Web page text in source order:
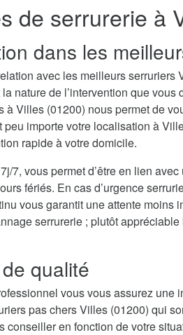
de serrurerie à
dans les
avec les meilleurs
nature de l’intervention que
à Villes (01200) nous permet de
peu importe votre localisation à
rapide à votre domicile.
7, vous permet d’être en lien
fériés. En cas d’urgence
vous garantit une attente moins
serrurerie ; plutôt
qualité
vous vous assurez une
pas chers Villes (01200) qui
conseiller en fonction de votre